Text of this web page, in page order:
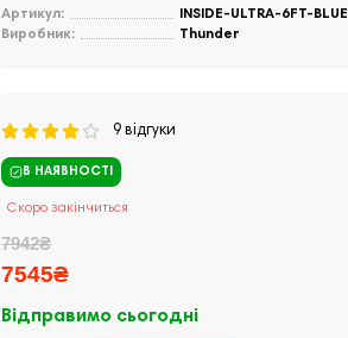
Артикул:
INSIDE-ULTRA-6FT-BLUE
Виробник:
Thunder
9 відгуки
В НАЯВНОСТІ
Скоро закінчиться
7942₴
7545₴
Відправимо сьогодні